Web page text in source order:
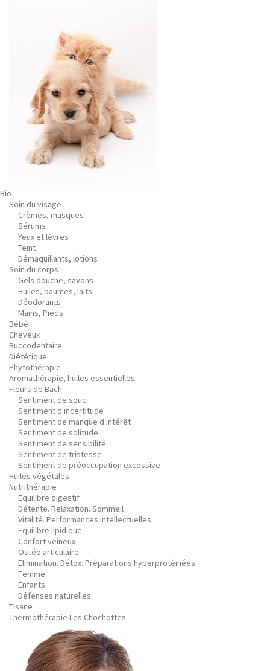
Bio
Soin du visage
Crèmes, masques
Sérums
Yeux et lèvres
Teint
Démaquillants, lotions
Soin du corps
Gels douche, savons
Huiles, baumes, laits
Déodorants
Mains, Pieds
Bébé
Cheveux
Buccodentaire
Diététique
Phytothérapie
Aromathérapie, huiles essentielles
Fleurs de Bach
Sentiment de souci
Sentiment d'incertitude
Sentiment de manque d'intérêt
Sentiment de solitude
Sentiment de sensibilité
Sentiment de tristesse
Sentiment de préoccupation excessive
Huiles végétales
Nutrithérapie
Equilibre digestif
Détente. Relaxation. Sommeil
Vitalité. Performances intellectuelles
Equilibre lipidique
Confort veineux
Ostéo articulaire
Elimination. Détox. Préparations hyperprotéinées
Femme
Enfants
Défenses naturelles
Tisane
Thermothérapie Les Chochottes